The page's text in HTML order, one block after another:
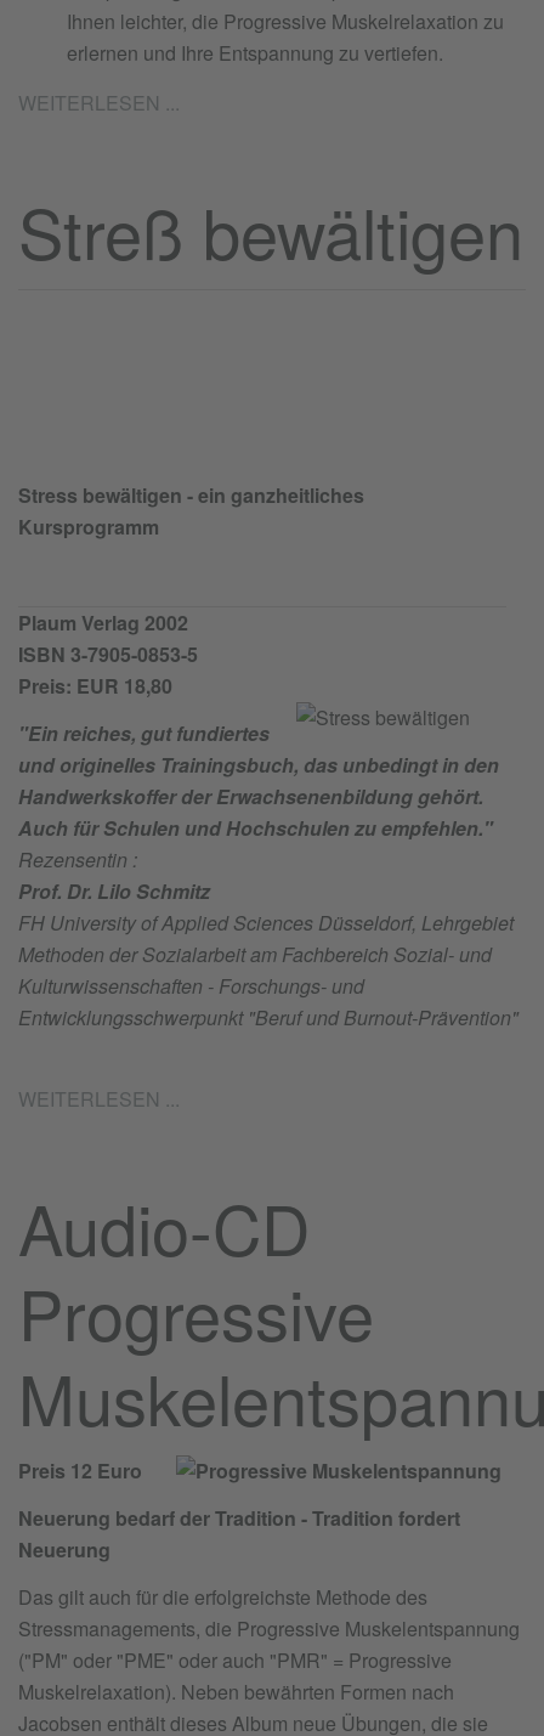
Ihnen leichter, die Progressive Muskelrelaxation zu
erlernen und Ihre Entspannung zu vertiefen.
WEITERLESEN ...
Streß bewältigen
Stress bewältigen - ein ganzheitliches
Kursprogramm
Plaum Verlag 2002
ISBN 3-7905-0853-5
Preis: EUR 18,80
"Ein reiches, gut fundiertes
und originelles Trainingsbuch, das unbedingt in den
Handwerkskoffer der Erwachsenenbildung gehört.
Auch für Schulen und Hochschulen zu empfehlen."
Rezensentin :
Prof. Dr. Lilo Schmitz
FH University of Applied Sciences Düsseldorf, Lehrgebiet
Methoden der Sozialarbeit am Fachbereich Sozial- und
Kulturwissenschaften - Forschungs- und
Entwicklungsschwerpunkt "Beruf und Burnout-Prävention"
WEITERLESEN ...
Audio-CD
Progressive
Preis 12 Euro
Neuerung bedarf der Tradition - Tradition fordert
Neuerung
Das gilt auch für die erfolgreichste Methode des
Stressmanagements, die Progressive Muskelentspannung
("PM" oder "PME" oder auch "PMR" = Progressive
Muskelrelaxation). Neben bewährten Formen nach
Jacobsen enthält dieses Album neue Übungen, die sie